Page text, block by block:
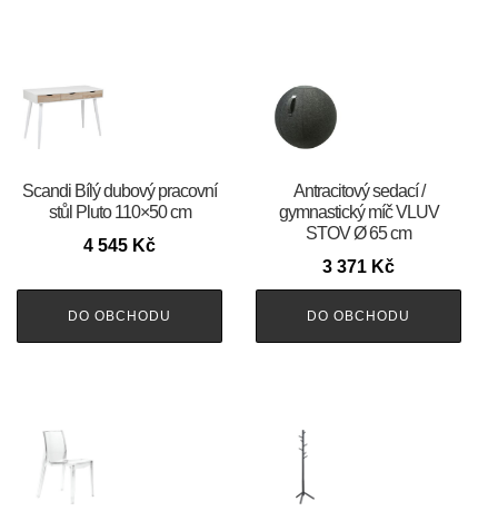
Scandi Bílý dubový pracovní
stůl Pluto 110×50 cm
4 545 Kč
DO OBCHODU
Antracitový sedací /
gymnastický míč VLUV
STOV Ø 65 cm
3 371 Kč
DO OBCHODU